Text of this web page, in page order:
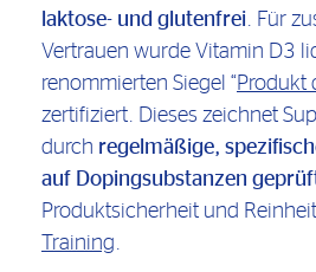
laktose- und glutenfrei. Für
Vertrauen wurde Vitamin D3
renommierten Siegel “Produkt
zertifiziert. Dieses zeichnet
durch regelmäßige,
auf Dopingsubstanzen
Produktsicherheit und
Training.